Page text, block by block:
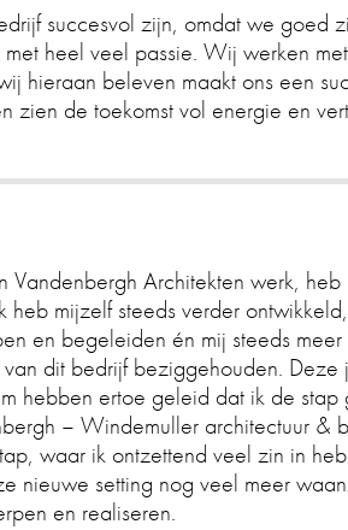
succesvol zijn, omdat we goed
heel veel passie. Wij werken
hieraan beleven maakt ons een
zien de toekomst vol energie en
Vandenbergh Architekten werk, heb
heb mijzelf steeds verder
en begeleiden én mij steeds meer
van dit bedrijf beziggehouden. Deze
hebben ertoe geleid dat ik de stap
– Windemuller architectuur &
waar ik ontzettend veel zin in
nieuwe setting nog veel meer
en realiseren.